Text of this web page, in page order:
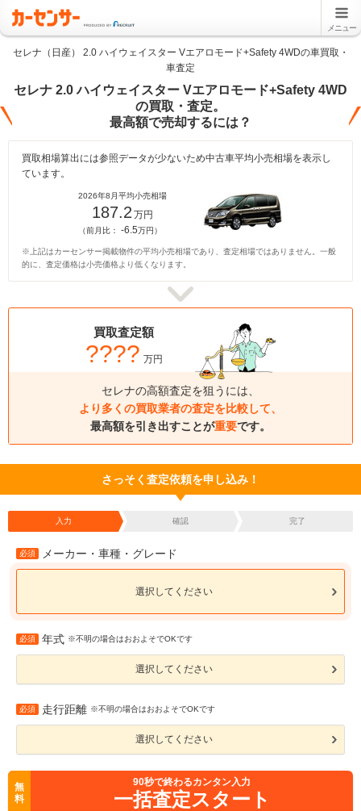
メニュー
セレナ（日産） 2.0 ハイウェイスター Vエアロモード+Safety 4WDの車買取・
車査定
セレナ 2.0 ハイウェイスター Vエアロモード+Safety 4WD
の買取・査定。
最高額で売却するには？
買取相場算出には参照データが少ないため中古車平均小売相場を表示し
ています。
2026年8月平均小売相場
187.2 万円
（前月比： -6.5万円）
※上記はカーセンサー掲載物件の平均小売相場であり、査定相場ではありません。一般
的に、査定価格は小売価格より低くなります。
買取査定額
???? 万円
セレナの高額査定を狙うには、
より多くの買取業者の査定を比較して、
最高額を引き出すことが重要です。
さっそく査定依頼を申し込み！
入力 確認 完了
必須 メーカー・車種・グレード
選択してください
必須 年式 ※不明の場合はおおよそでOKです
選択してください
必須 走行距離 ※不明の場合はおおよそでOKです
選択してください
無
料
90秒で終わるカンタン入力
一括査定スタート